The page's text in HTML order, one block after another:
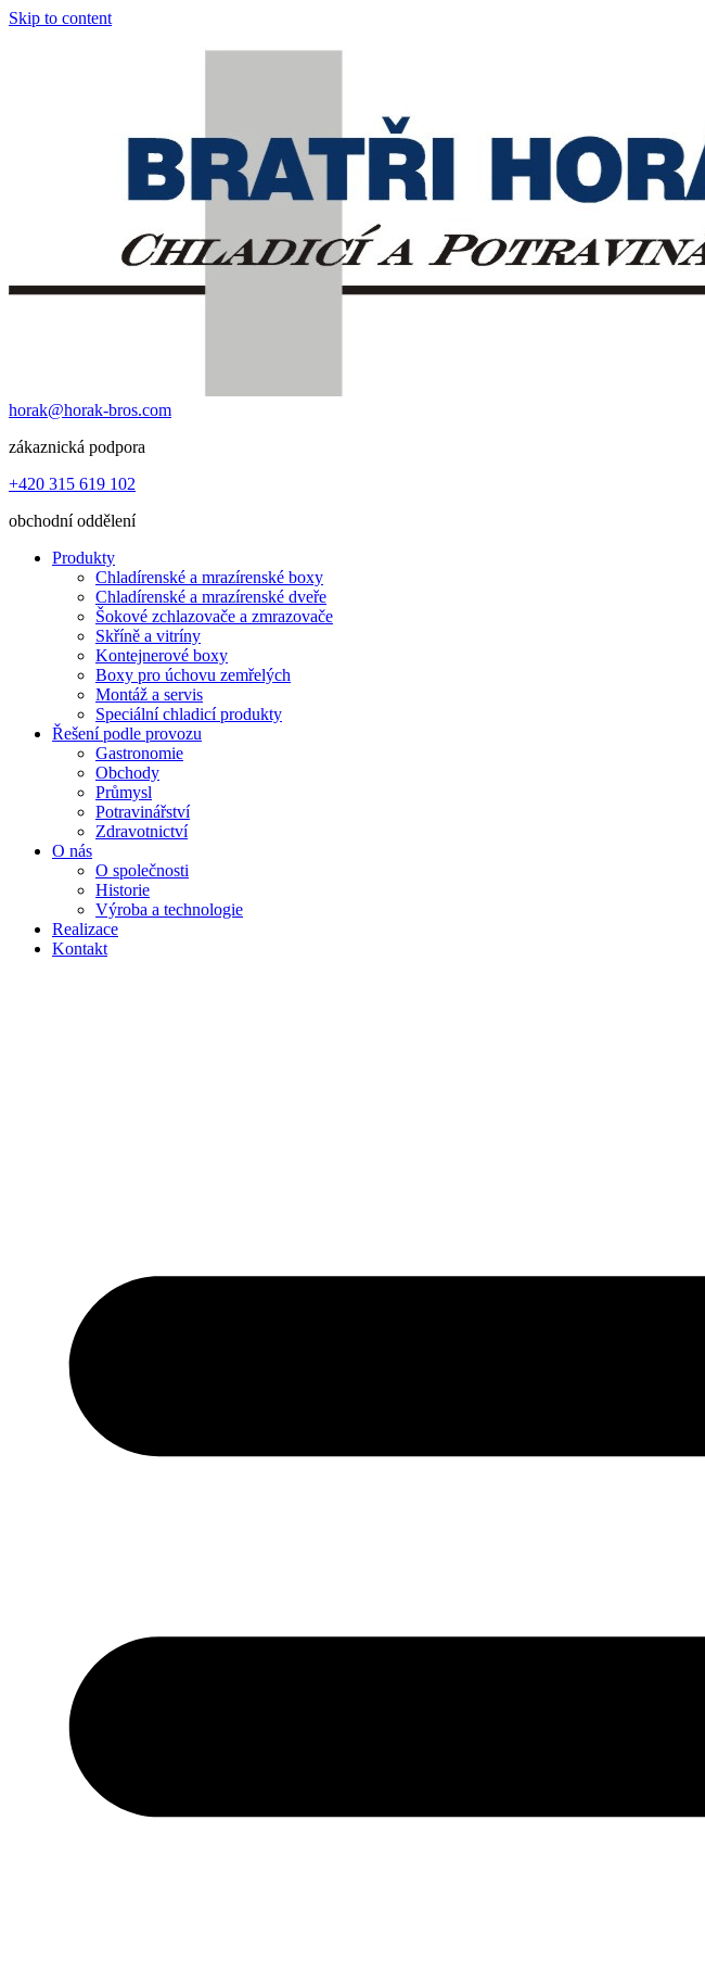
Skip to content
horak@horak-bros.com
zákaznická podpora
+420 315 619 102
obchodní oddělení
Produkty
Chladírenské a mrazírenské boxy
Chladírenské a mrazírenské dveře
Šokové zchlazovače a zmrazovače
Skříně a vitríny
Kontejnerové boxy
Boxy pro úchovu zemřelých
Montáž a servis
Speciální chladicí produkty
Řešení podle provozu
Gastronomie
Obchody
Průmysl
Potravinářství
Zdravotnictví
O nás
O společnosti
Historie
Výroba a technologie
Realizace
Kontakt